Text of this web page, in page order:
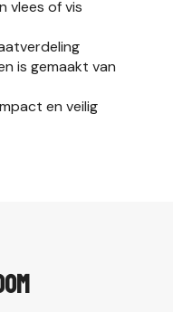
vlees of vis
is gemaakt van
en veilig